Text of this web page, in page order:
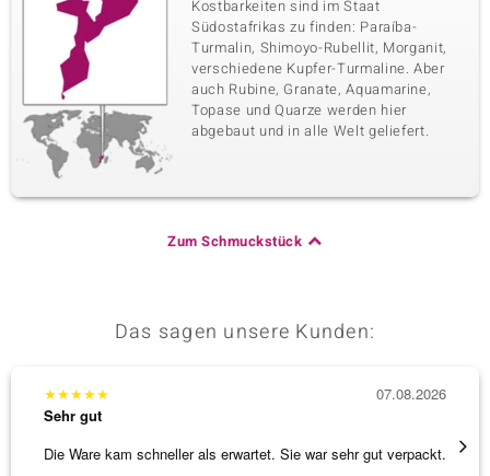
Kostbarkeiten sind im Staat
Südostafrikas zu finden: Paraíba-
Turmalin, Shimoyo-Rubellit, Morganit,
verschiedene Kupfer-Turmaline. Aber
auch Rubine, Granate, Aquamarine,
Topase und Quarze werden hier
abgebaut und in alle Welt geliefert.
Zum Schmuckstück
Das sagen unsere Kunden:
★★★★★
Sehr gut
Die Ware kam schneller als erwartet. Sie war sehr gut verpackt.
07.08.2026
Alles